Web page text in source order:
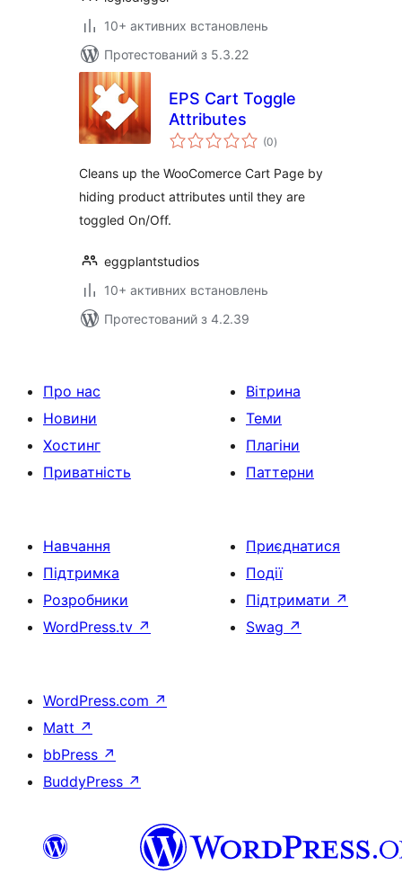
10+ активних встановлень
Протестований з 5.3.22
EPS Cart Toggle
Attributes
(0загальний
рейтинг
)
Cleans up the WooComerce Cart Page by
hiding product attributes until they are
toggled On/Off.
eggplantstudios
10+ активних встановлень
Протестований з 4.2.39
Про нас
Новини
Хостинг
Приватність
Вітрина
Теми
Плагіни
Паттерни
Навчання
Підтримка
Розробники
WordPress.tv ↗
Приєднатися
Події
Підтримати ↗
Swag ↗
WordPress.com ↗
Matt ↗
bbPress ↗
BuddyPress ↗